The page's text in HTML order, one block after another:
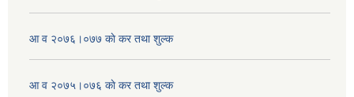
आ व २०७६।०७७ काे कर तथा शुल्क
आ व २०७५।०७६ काे कर तथा शुल्क